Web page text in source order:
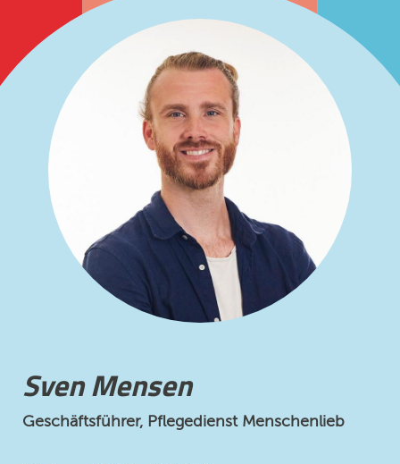
Sven Mensen
Geschäftsführer, Pflegedienst Menschenlieb